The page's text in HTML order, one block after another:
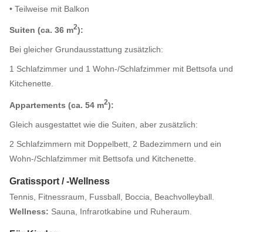
• Teilweise mit Balkon
Suiten (ca. 36 m2):
Bei gleicher Grundausstattung zusätzlich:
1 Schlafzimmer und 1 Wohn-/Schlafzimmer mit Bettsofa und
Kitchenette.
Appartements (ca. 54 m2):
Gleich ausgestattet wie die Suiten, aber zusätzlich:
2 Schlafzimmern mit Doppelbett, 2 Badezimmern und ein
Wohn-/Schlafzimmer mit Bettsofa und Kitchenette.
Gratissport / -Wellness
Tennis, Fitnessraum, Fussball, Boccia, Beachvolleyball.
Wellness: Sauna, Infrarotkabine und Ruheraum.